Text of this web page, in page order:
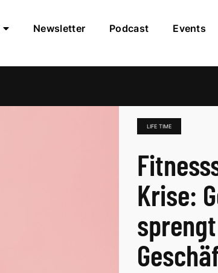
Newsletter Podcast Events
LIFE TIME
Krise: